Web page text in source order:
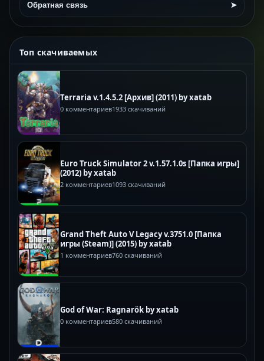
Обратная связь ➤
Топ скачиваемых
Terraria v.1.4.5.2 [Архив] (2011) by xatab
0 комментариев1933 скачиваний
Euro Truck Simulator 2 v.1.57.1.0s [Папка игры]
(2012) by xatab
2 комментариев1093 скачиваний
Grand Theft Auto V Legacy v.3751.0 [Папка
игры (Steam)] (2015) by xatab
1 комментариев760 скачиваний
God of War: Ragnarök by xatab
0 комментариев580 скачиваний